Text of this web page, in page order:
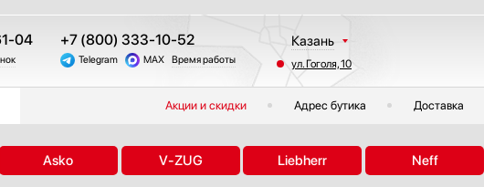
04 +7 (800) 333-10-52
Telegram MAX Время работы
Казань
Москва
Санкт-Петербург
Екатеринбург
ул. Гоголя, 10
Акции и скидки Адрес бутика Доставка
Asko V-ZUG Liebherr Neff